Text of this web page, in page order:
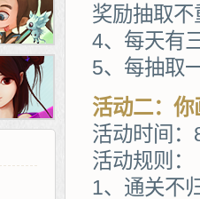
奖励抽取
4、每天有
5、每抽取
活动二：你
活动时间
活动规则：
1、通关不